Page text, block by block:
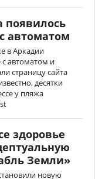
появилось
автоматом
в Аркадии
автоматом и
страницу сайта
десятки
у пляжа
здоровье
Земли»
новую